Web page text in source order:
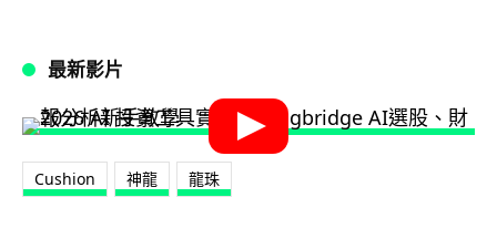
最新影片
Cushion 神龍 龍珠